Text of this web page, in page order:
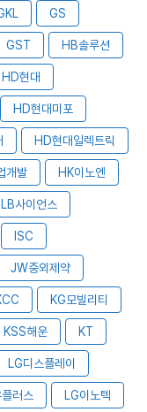
GS
GST HB솔루션
HD현대
HD현대미포
HD현대일렉트릭
개발 HK이노엔
사이언스
ISC
JW중외제약
KG모빌리티
KSS해운 KT
LG디스플레이
러스 LG이노텍